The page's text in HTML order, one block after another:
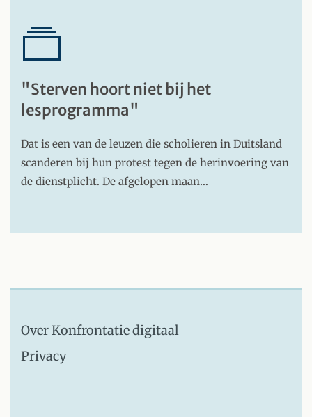
"Sterven hoort niet bij het
lesprogramma"
Dat is een van de leuzen die scholieren in Duitsland
scanderen bij hun protest tegen de herinvoering van
de dienstplicht. De afgelopen maan…
Over Konfrontatie digitaal
Privacy